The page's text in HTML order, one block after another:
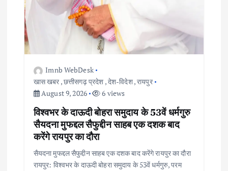
n
Imnb WebDesk
खास खबर ,छत्तीसगढ़ प्रदेश ,देश-विदेश,रायपुर
August 9, 2026
6 views
विश्वभर के दाऊदी बोहरा समुदाय के 53वें धर्मगुरु
सैयदना मुफद्दल सैफुद्दीन साहब एक दशक बाद
करेंगे रायपुर का दौरा
सैयदना मुफद्दल सैफुद्दीन साहब एक दशक बाद करेंगे रायपुर का दौरा
रायपुर: विश्वभर के दाऊदी बोहरा समुदाय के 53वें धर्मगुरु, परम